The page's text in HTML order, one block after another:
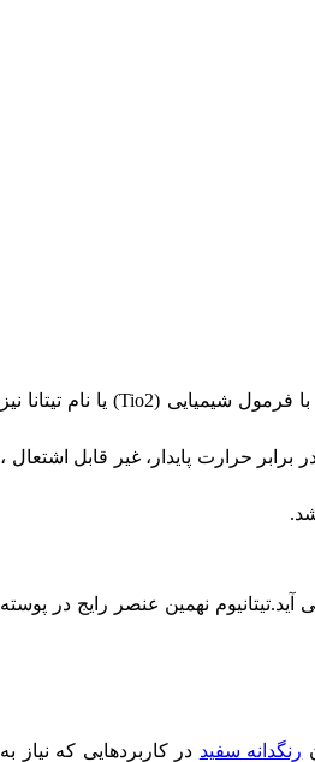
دی اکسید تیتانیوم (Dioxide Titanium) حاصل اکسیداسیون عنصر تیتانیوم می باشد که با فرمول شیمیایی (Tio2) یا نام تیتانا نیز
حرارت پایدار، غیر قابل اشتعال ،
نهمین عنصر رایج در پوسته
رنگدانه سفید در کاربردهایی که نیاز به